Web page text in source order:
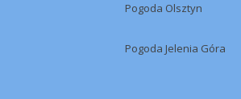
Pogoda Olsztyn
Pogoda Jelenia Góra